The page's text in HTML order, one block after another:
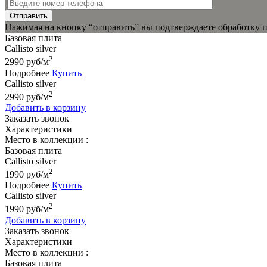
Отправить
Нажимая на кнопку “отправить” вы подтверждаете обработку
Базовая плита
Callisto silver
2990 руб/м2
Подробнее Купить
Callisto silver
2990 руб/м2
Добавить в корзину
Заказать звонок
Характеристики
Место в коллекции :
Базовая плита
Callisto silver
1990 руб/м2
Подробнее Купить
Callisto silver
1990 руб/м2
Добавить в корзину
Заказать звонок
Характеристики
Место в коллекции :
Базовая плита